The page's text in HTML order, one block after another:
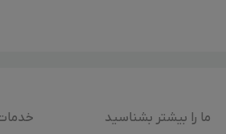
ما را بیشتر بشناسید